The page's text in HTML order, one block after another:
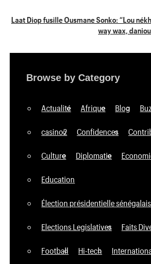
Laat Diop fusille Ousmane Sonko: “Lou
way wax,
Browse by Category
Actualité Afrique Blog
casino2 Confidences
Culture Diplomatie
Education
Élection présidentielle
Elections Legislatives Faits
Football Hi-tech